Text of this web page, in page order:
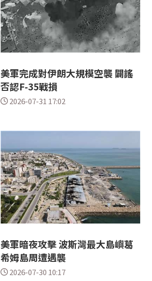
美軍完成對伊朗大規模空襲 闢謠
否認F-35戰損
2026-07-31 17:02
美軍暗夜攻擊 波斯灣最大島嶼葛
希姆島周遭遇襲
2026-07-30 10:17